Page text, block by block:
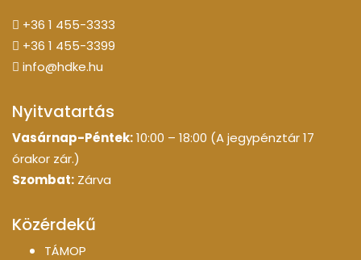
+36 1 455-3333
+36 1 455-3399
info@hdke.hu
Nyitvatartás
Vasárnap-Péntek:10:00 – 18:00 (A jegypénztár 17
órakor zár.)
Szombat: Zárva
Közérdekű
TÁMOP